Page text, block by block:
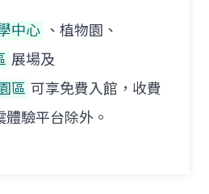
中心 、植物園、
展場及
區 可享免費入館，收費
驗平台除外。